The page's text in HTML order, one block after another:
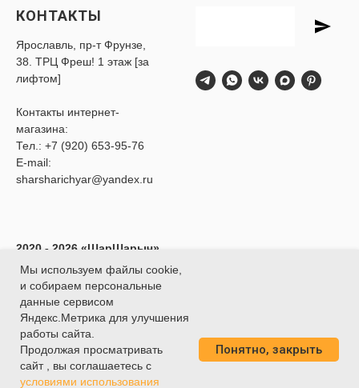
КОНТАКТЫ
Ярославль, пр-т Фрунзе,
38. ТРЦ Фреш! 1 этаж [за
лифтом]
Контакты интернет-
магазина:
Тел.: +7 (920) 653-95-76
E-mail:
sharsharichyar@yandex.ru
2020 - 2026 «ШарШарыч»
- Доставка воздушных
шаров в Ярославле.
ИП Глибина Ксения
Юрьевна
ИНН 760414438188
ОГРНИП 320762700039451
Мы используем файлы cookie,
и собираем персональные
данные сервисом
Яндекс.Метрика для улучшения
работы сайта.
Продолжая просматривать
сайт , вы соглашаетесь с
условиями использования
Понятно, закрыть